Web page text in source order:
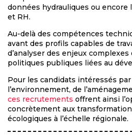
données hydrauliques ou encore
et RH.
Au-delà des compétences
avant des profils capables de
d’analyser des enjeux
politiques publiques liées au
Pour les candidats intéressés
l’environnement, de
ces recrutements offrent ainsi
concrètement aux
écologiques à l’échelle régionale.